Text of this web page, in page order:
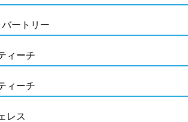
ートリー
ィーチ
ィーチ
レス